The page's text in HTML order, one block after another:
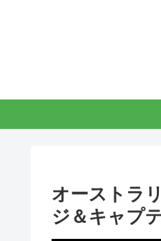
オーストラ
ジ＆キャプ